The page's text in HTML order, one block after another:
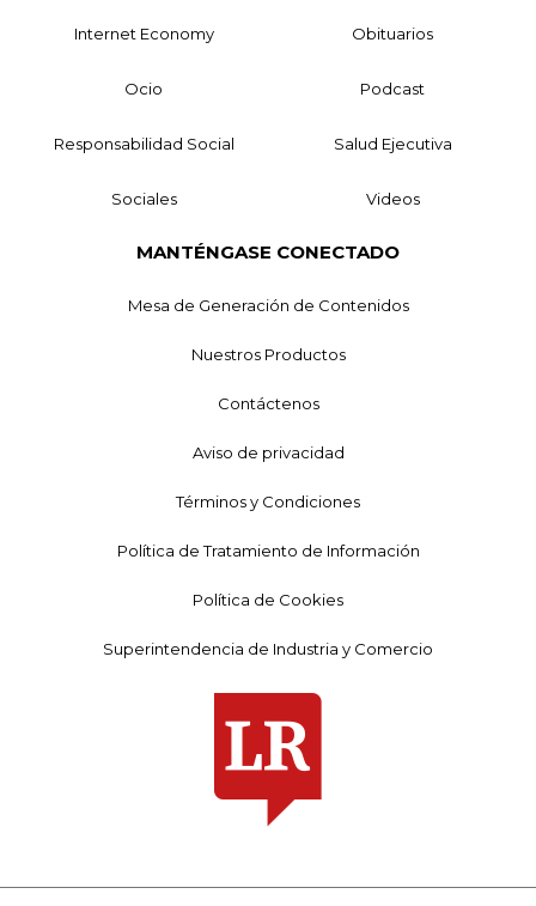
Internet Economy Obituarios
Ocio Podcast
Responsabilidad Social Salud Ejecutiva
Sociales Videos
MANTÉNGASE CONECTADO
Mesa de Generación de Contenidos
Nuestros Productos
Contáctenos
Aviso de privacidad
Términos y Condiciones
Política de Tratamiento de Información
Política de Cookies
Superintendencia de Industria y Comercio